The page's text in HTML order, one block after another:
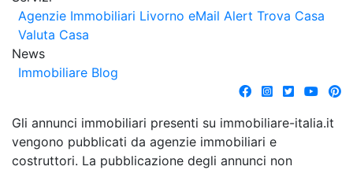
Agenzie Immobiliari Livorno eMail Alert Trova Casa
Valuta Casa
News
Immobiliare Blog
Gli annunci immobiliari presenti su immobiliare-italia.it
vengono pubblicati da agenzie immobiliari e
costruttori. La pubblicazione degli annunci non